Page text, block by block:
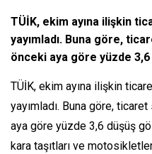
TÜİK, ekim ayına ilişkin
yayımladı. Buna göre,
önceki aya göre yüzde
TÜİK, ekim ayına ilişkin
yayımladı. Buna göre,
aya göre yüzde 3,6 düşüş
kara taşıtları ve